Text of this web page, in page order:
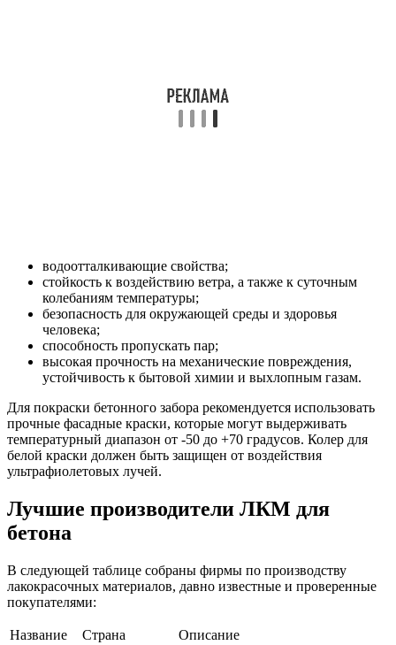
водоотталкивающие свойства;
стойкость к воздействию ветра, а также к суточным
колебаниям температуры;
безопасность для окружающей среды и здоровья
человека;
способность пропускать пар;
высокая прочность на механические повреждения,
устойчивость к бытовой химии и выхлопным газам.
Для покраски бетонного забора рекомендуется использовать
прочные фасадные краски, которые могут выдерживать
температурный диапазон от -50 до +70 градусов. Колер для
белой краски должен быть защищен от воздействия
ультрафиолетовых лучей.
Лучшие производители ЛКМ для
бетона
В следующей таблице собраны фирмы по производству
лакокрасочных материалов, давно известные и проверенные
покупателями:
Название Страна Описание